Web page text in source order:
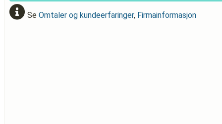
Se Omtaler og kundeerfaringer, Firmainformasjon